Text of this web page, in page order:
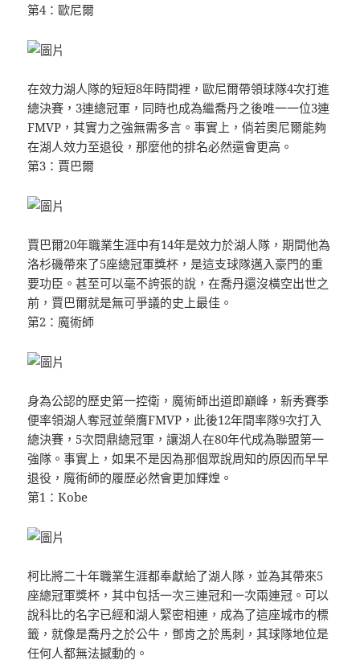
第4：歐尼爾
在效力湖人隊的短短8年時間裡，歐尼爾帶領球隊4次打進
總決賽，3連總冠軍，同時也成為繼喬丹之後唯一一位3連
FMVP，其實力之強無需多言。事實上，倘若奧尼爾能夠
在湖人效力至退役，那麼他的排名必然還會更高。
第3：賈巴爾
賈巴爾20年職業生涯中有14年是效力於湖人隊，期間他為
洛杉磯帶來了5座總冠軍獎杯，是這支球隊邁入豪門的重
要功臣。甚至可以毫不誇張的說，在喬丹還沒橫空出世之
前，賈巴爾就是無可爭議的史上最佳。
第2：魔術師
身為公認的歷史第一控衛，魔術師出道即巔峰，新秀賽季
便率領湖人奪冠並榮膺FMVP，此後12年間率隊9次打入
總決賽，5次問鼎總冠軍，讓湖人在80年代成為聯盟第一
強隊。事實上，如果不是因為那個眾說周知的原因而早早
退役，魔術師的履歷必然會更加輝煌。
第1：Kobe
柯比將二十年職業生涯都奉獻給了湖人隊，並為其帶來5
座總冠軍獎杯，其中包括一次三連冠和一次兩連冠。可以
說科比的名字已經和湖人緊密相連，成為了這座城市的標
籤，就像是喬丹之於公牛，鄧肯之於馬刺，其球隊地位是
任何人都無法撼動的。